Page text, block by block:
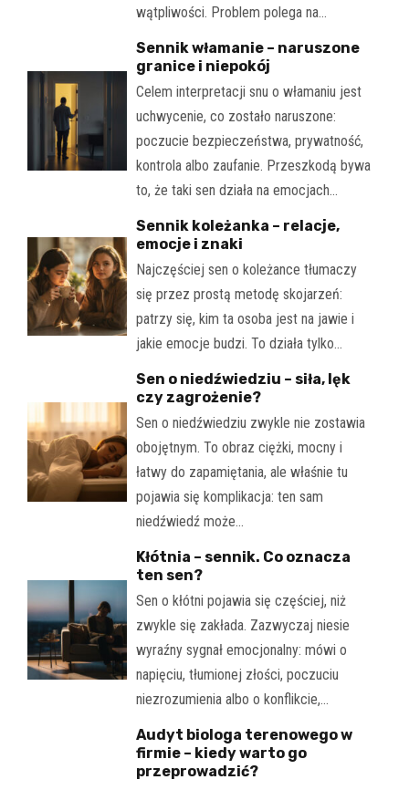
wątpliwości. Problem polega na…
Sennik włamanie – naruszone
granice i niepokój
Celem interpretacji snu o włamaniu jest
uchwycenie, co zostało naruszone:
poczucie bezpieczeństwa, prywatność,
kontrola albo zaufanie. Przeszkodą bywa
to, że taki sen działa na emocjach…
Sennik koleżanka – relacje,
emocje i znaki
Najczęściej sen o koleżance tłumaczy
się przez prostą metodę skojarzeń:
patrzy się, kim ta osoba jest na jawie i
jakie emocje budzi. To działa tylko…
Sen o niedźwiedziu – siła, lęk
czy zagrożenie?
Sen o niedźwiedziu zwykle nie zostawia
obojętnym. To obraz ciężki, mocny i
łatwy do zapamiętania, ale właśnie tu
pojawia się komplikacja: ten sam
niedźwiedź może…
Kłótnia – sennik. Co oznacza
ten sen?
Sen o kłótni pojawia się częściej, niż
zwykle się zakłada. Zazwyczaj niesie
wyraźny sygnał emocjonalny: mówi o
napięciu, tłumionej złości, poczuciu
niezrozumienia albo o konflikcie,…
Audyt biologa terenowego w
firmie – kiedy warto go
przeprowadzić?